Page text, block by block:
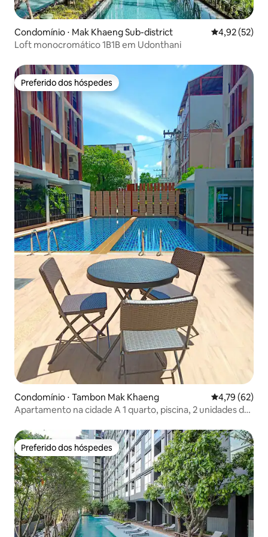
Condomínio ⋅ Mak Khaeng Sub-district 4,92 de uma
4,92 (52)
Loft monocromático 1B1B em Udonthani
Preferido dos hóspedes
Preferido dos hóspedes
Condomínio ⋅ Tambon Mak Khaeng 4,79 de uma
4,79 (62)
Apartamento na cidade A 1 quarto, piscina, 2 unidades de
Preferido dos hóspedes
Preferido dos hóspedes